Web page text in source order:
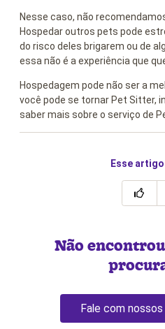
Nesse caso, não
Hospedar outros pets pode
do risco deles brigarem ou de
essa não é a experiência que
Hospedagem pode não ser a
você pode se tornar Pet Sitter,
saber mais sobre o serviço de
Esse
Não
Fale com